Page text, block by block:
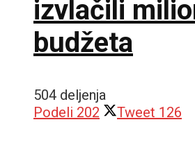
izvlačili
budžeta
504 deljenja
Podeli 202 Tweet 126